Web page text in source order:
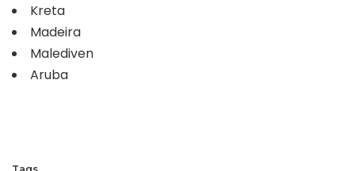
Kreta
Madeira
Malediven
Aruba